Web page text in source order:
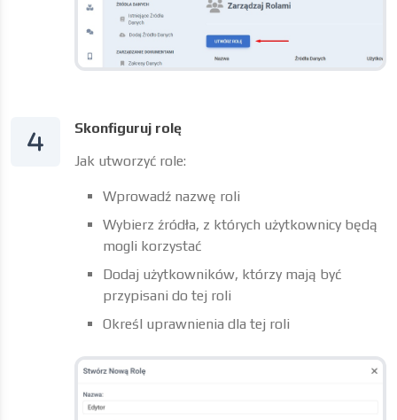
Skonfiguruj rolę
Jak utworzyć role:
Wprowadź nazwę roli
Wybierz źródła, z których użytkownicy będą
mogli korzystać
Dodaj użytkowników, którzy mają być
przypisani do tej roli
Określ uprawnienia dla tej roli